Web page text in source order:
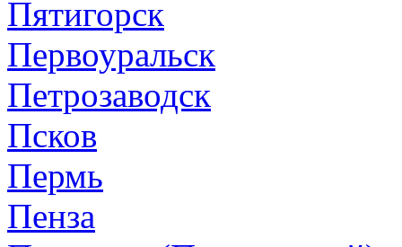
Пятигорск
Первоуральск
Петрозаводск
Псков
Пермь
Пенза